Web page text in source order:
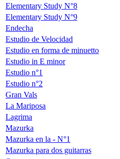
Elementary Study N°8
Elementary Study N°9
Endecha
Estudio de Velocidad
Estudio en forma de minuetto
Estudio in E minor
Estudio n°1
Estudio n°2
Gran Vals
La Mariposa
Lagrima
Mazurka
Mazurka en la - N°1
Mazurka para dos guitarras